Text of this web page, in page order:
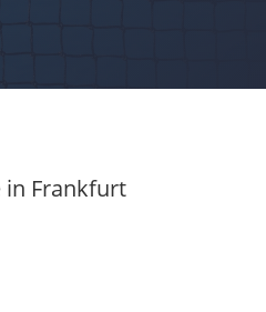
in Frankfurt